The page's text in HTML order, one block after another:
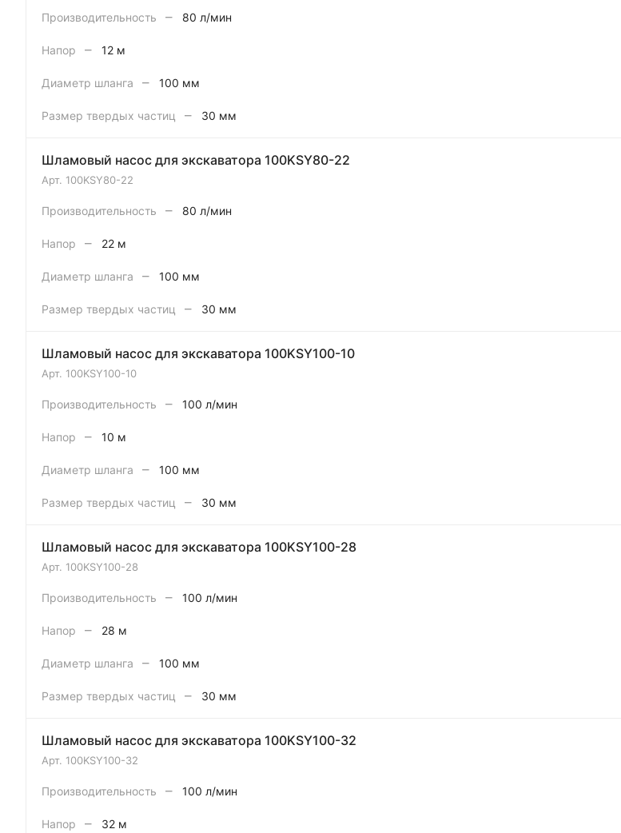
Производительность – 80 л/мин
Напор – 12 м
Диаметр шланга – 100 мм
Размер твердых частиц – 30 мм
Шламовый насос для экскаватора 100KSY80-22
Арт. 100KSY80-22
Производительность – 80 л/мин
Напор – 22 м
Диаметр шланга – 100 мм
Размер твердых частиц – 30 мм
Шламовый насос для экскаватора 100KSY100-10
Арт. 100KSY100-10
Производительность – 100 л/мин
Напор – 10 м
Диаметр шланга – 100 мм
Размер твердых частиц – 30 мм
Шламовый насос для экскаватора 100KSY100-28
Арт. 100KSY100-28
Производительность – 100 л/мин
Напор – 28 м
Диаметр шланга – 100 мм
Размер твердых частиц – 30 мм
Шламовый насос для экскаватора 100KSY100-32
Арт. 100KSY100-32
Производительность – 100 л/мин
Напор – 32 м